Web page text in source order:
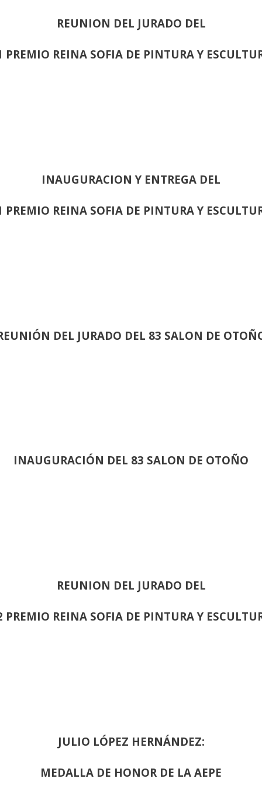
REUNION DEL JURADO DEL
PREMIO REINA SOFIA DE PINTURA Y
INAUGURACION Y ENTREGA DEL
PREMIO REINA SOFIA DE PINTURA Y
DEL JURADO DEL 83 SALON DE
INAUGURACIÓN DEL 83 SALON DE OTOÑO
REUNION DEL JURADO DEL
PREMIO REINA SOFIA DE PINTURA Y
JULIO LÓPEZ HERNÁNDEZ:
MEDALLA DE HONOR DE LA AEPE